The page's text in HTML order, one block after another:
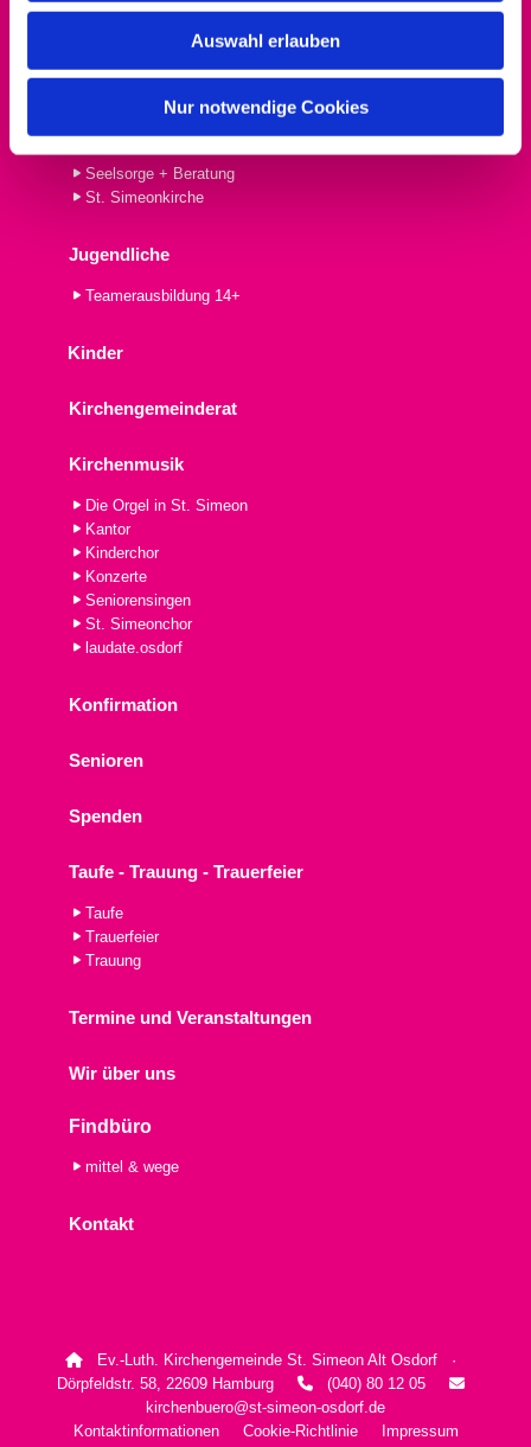
Auswahl erlauben
Nur notwendige Cookies
Abendmahl
Kindergottesdienst
Informationen
Seelsorge + Beratung
St. Simeonkirche
Jugendliche
Teamerausbildung 14+
Kinder
Kirchengemeinderat
Kirchenmusik
Die Orgel in St. Simeon
Kantor
Kinderchor
Konzerte
Seniorensingen
St. Simeonchor
laudate.osdorf
Konfirmation
Senioren
Spenden
Taufe - Trauung - Trauerfeier
Taufe
Trauerfeier
Trauung
Termine und Veranstaltungen
Wir über uns
Findbüro
mittel & wege
Kontakt
 Ev.-Luth. Kirchengemeinde St. Simeon Alt Osdorf ·
Dörpfeldstr. 58, 22609 Hamburg  (040) 80 12 05 
kirchenbuero@st-simeon-osdorf.de
Kontaktinformationen
Cookie-Richtlinie Impressum